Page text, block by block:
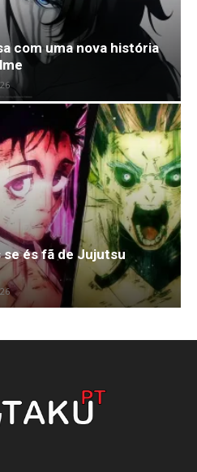
com uma nova história
se és fã de Jujutsu